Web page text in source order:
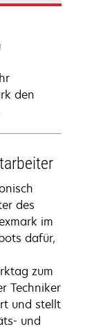
den
des
im
dafür,
zum
Techniker
und stellt
und